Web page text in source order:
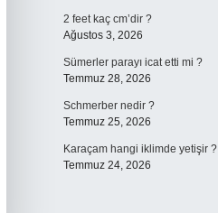
2 feet kaç cm’dir ?
Ağustos 3, 2026
Sümerler parayı icat etti mi ?
Temmuz 28, 2026
Schmerber nedir ?
Temmuz 25, 2026
Karaçam hangi iklimde yetişir ?
Temmuz 24, 2026